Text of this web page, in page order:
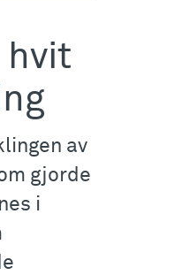
hvit
av
gjorde
i